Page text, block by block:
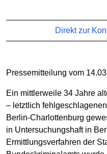
Direkt zur
Pressemitteilung vom
Ein mittlerweile 34 Jahre
– letztlich
Berlin-Charlottenburg
in Untersuchungshaft in
Ermittlungsverfahren der